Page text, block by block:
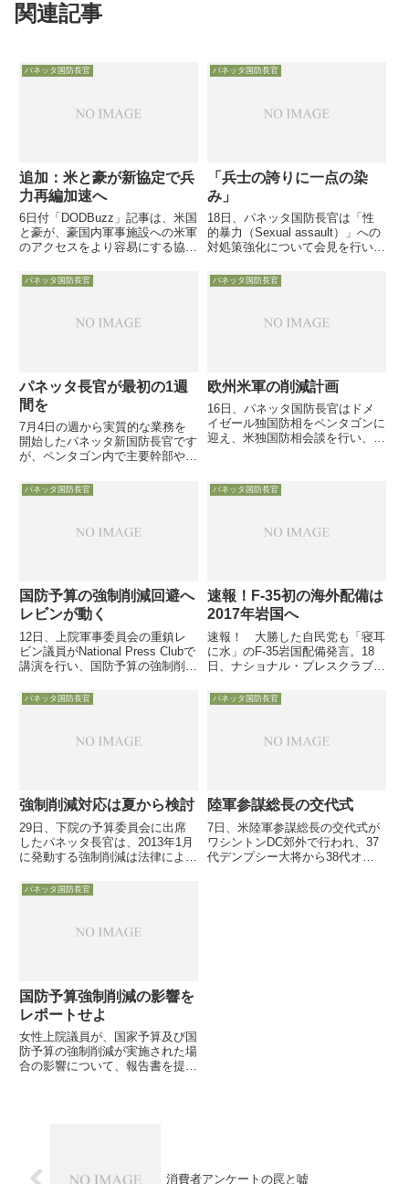
関連記事
パネッタ国防長官
追加：米と豪が新協定で兵
力再編加速へ
6日付「DODBuzz」記事は、米国
と豪が、豪国内軍事施設への米軍
のアクセスをより容易にする協定
ます。国防長官と国務長官が署名
する協定は、物理的なアクセスだ
携強化も・・・
パネッタ国防長官
「兵士の誇りに一点の染
み」
18日、パネッタ国防長官は「性
的暴力（Sexual assault）」への
対処策強化について会見を行いま
士の「5人に一人」が被害者であ
るとの衝撃の調査結果をご紹介し
パネッタ国防長官
パネッタ長官が最初の1週
間を
7月4日の週から実質的な業務を
開始したパネッタ新国防長官です
が、ペンタゴン内で主要幹部や各
た後、9日には早くもイラクとア
フガン視察の途についています。
会見を開き、最初の1週間の感想
パネッタ国防長官
欧州米軍の削減計画
16日、パネッタ国防長官はドメ
イゼール独国防相をペンタゴンに
迎え、米独国防相会談を行い、米
米軍の削減計画も公表
パネッタ国防長官
国防予算の強制削減回避へ
レビンが動く
12日、上院軍事委員会の重鎮レ
ビン議員がNational Press Clubで
講演を行い、国防予算の強制削減
り、現在今後10年で$500 bil削減
を$100 billまで減額する案で協議
パネッタ国防長官
速報！F-35初の海外配備は
2017年岩国へ
速報！ 大勝した自民党も「寝耳
に水」のF-35岩国配備発言。18
日、ナショナル・プレスクラブで
ー副長官、デンプシー統合参謀本
部議長、陸海空海兵隊参謀総長、
要メンバーを全員従え・・
パネッタ国防長官
強制削減対応は夏から検討
29日、下院の予算委員会に出席
したパネッタ長官は、2013年1月
に発動する強制削減は法律によっ
議会がこれを許すことは余りにも
無責任である
パネッタ国防長官
陸軍参謀総長の交代式
7日、米陸軍参謀総長の交代式が
ワシントンDC郊外で行われ、37
代デンプシー大将から38代オデ
パネッタ国防長官
国防予算強制削減の影響を
レポートせよ
女性上院議員が、国家予算及び国
防予算の強制削減が実施された場
合の影響について、報告書を提出
消費者アンケートの罠と嘘